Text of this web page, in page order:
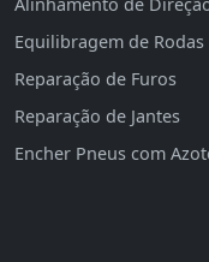
Equilibragem de Rodas
Reparação de Furos
Reparação de Jantes
Encher Pneus com